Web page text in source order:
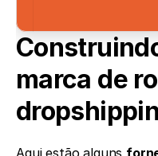
marca de